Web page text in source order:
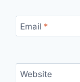
Email *
Website